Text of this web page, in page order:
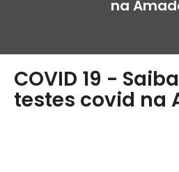
na
COVID 19 -
testes covid na